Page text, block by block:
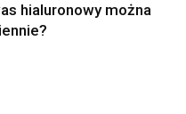
hialuronowy można